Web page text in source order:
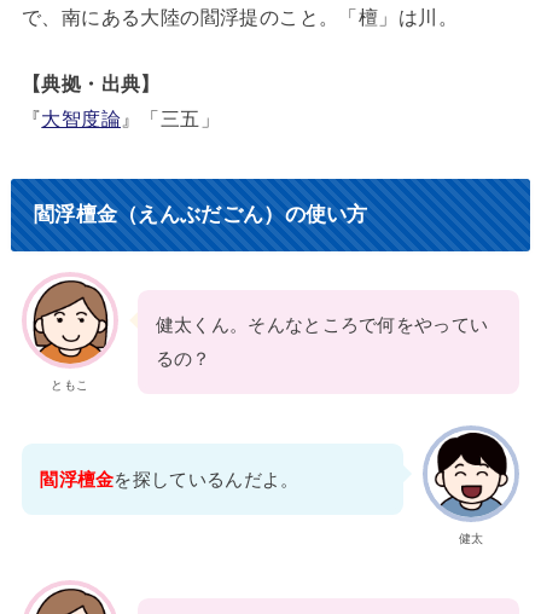
で、南にある大陸の閻浮提のこと。「檀」は川。
【典拠・出典】
『大智度論』「三五」
閻浮檀金（えんぶだごん）の使い方
ともこ
健太くん。そんなところで何をやってい
るの？
健太
閻浮檀金を探しているんだよ。